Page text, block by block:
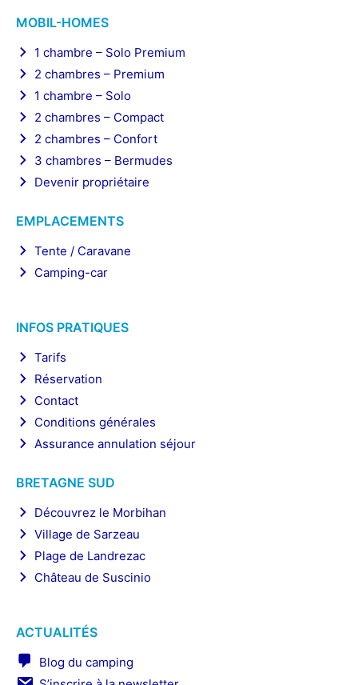
MOBIL-HOMES
1 chambre – Solo Premium
2 chambres – Premium
1 chambre – Solo
2 chambres – Compact
2 chambres – Confort
3 chambres – Bermudes
Devenir propriétaire
EMPLACEMENTS
Tente / Caravane
Camping-car
INFOS PRATIQUES
Tarifs
Réservation
Contact
Conditions générales
Assurance annulation séjour
BRETAGNE SUD
Découvrez le Morbihan
Village de Sarzeau
Plage de Landrezac
Château de Suscinio
ACTUALITÉS
Blog du camping